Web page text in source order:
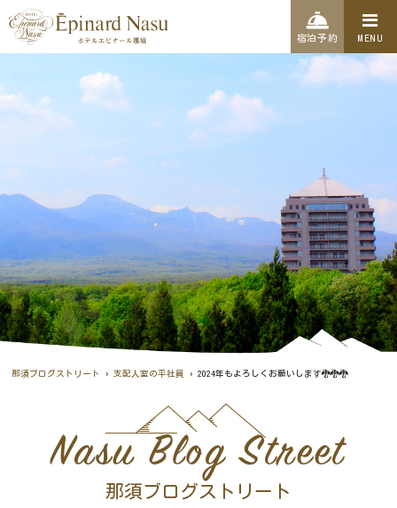
MENU
宿泊予約
那須ブログストリート › 支配人室の平社員 › 2024年もよろしくお願いします🐉🐉🐉
Nasu Blog Street
那須ブログストリート